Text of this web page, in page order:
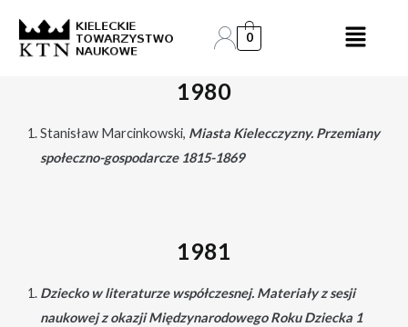
content
0
1980
Stanisław Marcinkowski, Miasta Kielecczyzny. Przemiany
społeczno-gospodarcze 1815-1869
1981
Dziecko w literaturze współczesnej. Materiały z sesji
naukowej z okazji Międzynarodowego Roku Dziecka 1
navigation